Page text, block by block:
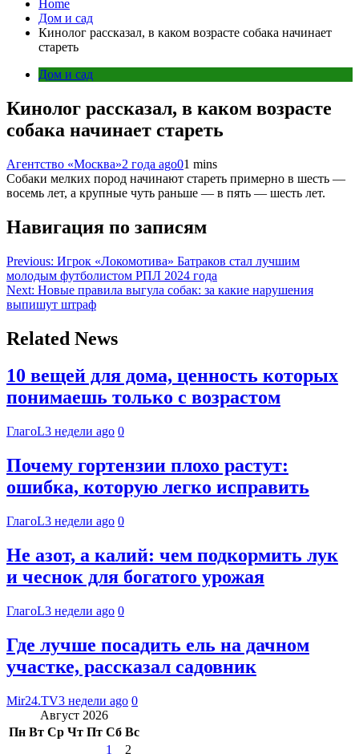
Home
Дом и сад
Кинолог рассказал, в каком возрасте собака начинает
стареть
Дом и сад
Кинолог рассказал, в каком возрасте
собака начинает стареть
Агентство «Москва»2 года ago01 mins
Собаки мелких пород начинают стареть примерно в шесть —
восемь лет, а крупные чуть раньше — в пять — шесть лет.
Навигация по записям
Previous: Игрок «Локомотива» Батраков стал лучшим
молодым футболистом РПЛ 2024 года
Next: Новые правила выгула собак: за какие нарушения
выпишут штраф
Related News
10 вещей для дома, ценность которых
понимаешь только с возрастом
ГлагоL3 недели ago 0
Почему гортензии плохо растут:
ошибка, которую легко исправить
ГлагоL3 недели ago 0
Не азот, а калий: чем подкормить лук
и чеснок для богатого урожая
ГлагоL3 недели ago 0
Где лучше посадить ель на дачном
участке, рассказал садовник
Mir24.TV3 недели ago 0
Август 2026
Пн Вт Ср Чт Пт Сб Вс
1
2